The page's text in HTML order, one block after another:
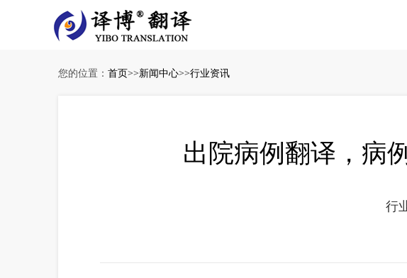
您的位置： 首页>>新闻中心>>行业资讯
出院病例翻译，病
行